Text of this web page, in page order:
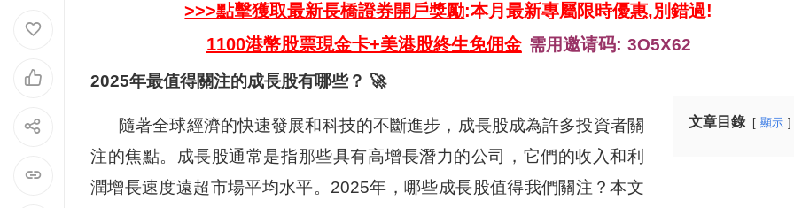
>>>點擊獲取最新長橋證券開戶獎勵:本月最新專屬限時優惠,別錯過!
1100港幣股票現金卡+美港股終生免佣金 需用邀请码: 3O5X62
2025年最值得關注的成長股有哪些？ 🚀
文章目錄 顯示
隨著全球經濟的快速發展和科技的不斷進步，成長股成為許多投資者關
注的焦點。成長股通常是指那些具有高增長潛力的公司，它們的收入和利
潤增長速度遠超市場平均水平。2025年，哪些成長股值得我們關注？本文